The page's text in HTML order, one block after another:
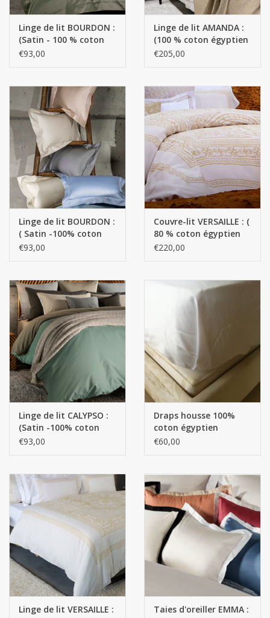
Linge de lit BOURDON :
(Satin - 100 % coton
égyptien GIZA - Fils
€93,00
Linge de lit AMANDA :
(100 % coton égyptien
GIZA - Fils extra longs -
€205,00
Linge de lit BOURDON :
( Satin -100% coton
égyptien GIZA- Fils
€93,00
Couvre-lit VERSAILLE : (
80 % coton égyptien
GIZA - Fils extra longs -
€220,00
Linge de lit CALYPSO :
(Satin -100% coton
égyptien GIZA - Fils
€93,00
Draps housse 100%
coton égyptien
€60,00
Linge de lit VERSAILLE :
Taies d'oreiller EMMA :